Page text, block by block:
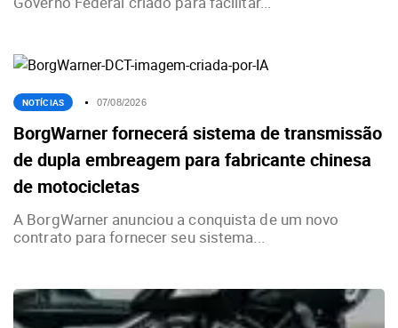
NOTÍCIAS 07/08/2026
BorgWarner fornecerá sistema de transmissão
de dupla embreagem para fabricante chinesa
de motocicletas
A BorgWarner anunciou a conquista de um novo
contrato para fornecer seu sistema...